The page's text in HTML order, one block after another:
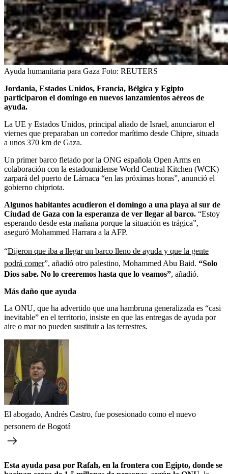
Ayuda humanitaria para Gaza Foto: REUTERS
Jordania, Estados Unidos, Francia, Bélgica y Egipto
participaron el domingo en nuevos lanzamientos aéreos de
ayuda.
La UE y Estados Unidos, principal aliado de Israel, anunciaron el
viernes que preparaban un corredor marítimo desde Chipre, situada
a unos 370 km de Gaza.
Un primer barco fletado por la ONG española Open Arms en
colaboración con la estadounidense World Central Kitchen (WCK)
zarpará del puerto de Lárnaca “en las próximas horas”, anunció el
gobierno chipriota.
Algunos habitantes acudieron el domingo a una playa al sur de
Ciudad de Gaza con la esperanza de ver llegar al barco. “Estoy
esperando desde esta mañana porque la situación es trágica”,
aseguró Mohammed Harrara a la AFP.
“Dijeron que iba a llegar un barco lleno de ayuda y que la gente
podrá comer”, añadió otro palestino, Mohammed Abu Baid. “Solo
Dios sabe. No lo creeremos hasta que lo veamos”, añadió.
Más daño que ayuda
La ONU, que ha advertido que una hambruna generalizada es “casi
inevitable” en el territorio, insiste en que las entregas de ayuda por
aire o mar no pueden sustituir a las terrestres.
El abogado, Andrés Castro, fue posesionado como el nuevo
personero de Bogotá
Esta ayuda pasa por Rafah, en la frontera con Egipto, donde se